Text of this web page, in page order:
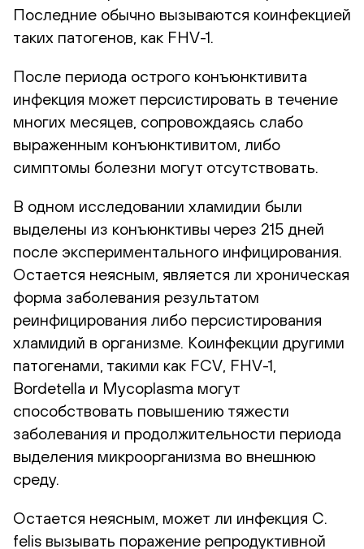
Последние обычно вызываются коинфекцией
таких патогенов, как FHV-1
После периода острого конъюнктивита
инфекция может персистировать в течение
многих месяцев, сопровождаясь слабо
выраженным конъюнктивитом, либо
симптомы болезни могут отсутствовать.
В одном исследовании хламидии были
выделены из конъюнктивы через 215 дней
после экспериментального инфицирования.
Остается неясным, является ли хроническая
форма заболевания результатом
реинфицирования либо персистирования
хламидий в организме. Коинфекции другими
патогенами, такими как FCV, FHV-1
Bordetella и Mycoplasma могут
способствовать повышению тяжести
заболевания и продолжительности периода
выделения микроорганизма во внешнюю
среду.
Остается неясным, может ли инфекция C.
felis вызывать поражение репродуктивной